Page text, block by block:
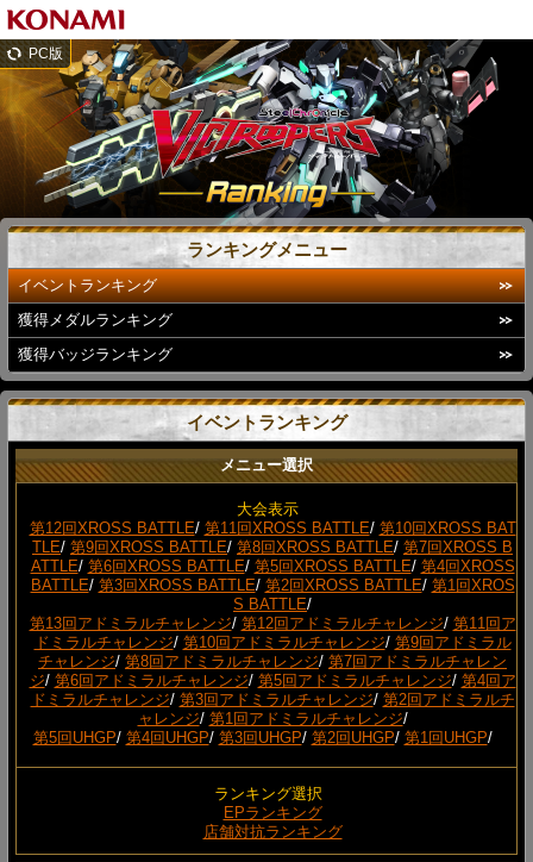
PC版
ランキングメニュー
イベントランキング
獲得メダルランキング
獲得バッジランキング
イベントランキング
メニュー選択
大会表示
第12回XROSS BATTLE/ 第11回XROSS BATTLE/ 第10回XROSS BAT
TLE/ 第9回XROSS BATTLE/ 第8回XROSS BATTLE/ 第7回XROSS B
ATTLE/ 第6回XROSS BATTLE/ 第5回XROSS BATTLE/ 第4回XROSS
BATTLE/ 第3回XROSS BATTLE/ 第2回XROSS BATTLE/ 第1回XROS
S BATTLE/
第13回アドミラルチャレンジ/ 第12回アドミラルチャレンジ/ 第11回ア
ドミラルチャレンジ/ 第10回アドミラルチャレンジ/ 第9回アドミラル
チャレンジ/ 第8回アドミラルチャレンジ/ 第7回アドミラルチャレン
ジ/ 第6回アドミラルチャレンジ/ 第5回アドミラルチャレンジ/ 第4回ア
ドミラルチャレンジ/ 第3回アドミラルチャレンジ/ 第2回アドミラルチ
ャレンジ/ 第1回アドミラルチャレンジ/
第5回UHGP/ 第4回UHGP/ 第3回UHGP/ 第2回UHGP/ 第1回UHGP/
ランキング選択
EPランキング
店舗対抗ランキング